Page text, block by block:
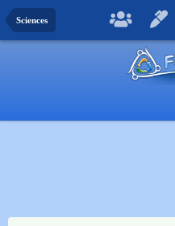
Sciences